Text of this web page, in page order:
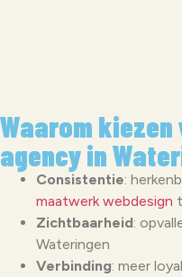
Waarom
agency in
Consistentie:
maatwerk webdesign
Zichtbaarheid:
Wateringen
Verbinding: meer